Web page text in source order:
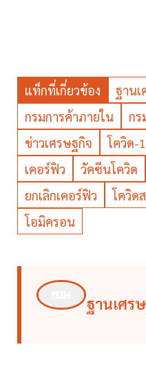
แท็กที่เกี่ยวข้อง
ฐาน
กรมการค้าภายใน
กร
ข่าวเศรษฐกิจ
โควิด-
เคอร์ฟิว
วัคซีนโควิด
ยกเลิกเคอร์ฟิว
โควิด
โอมิครอน
ฐานเศร